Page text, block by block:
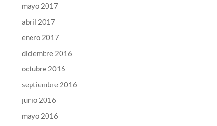
mayo 2017
abril 2017
enero 2017
diciembre 2016
octubre 2016
septiembre 2016
junio 2016
mayo 2016